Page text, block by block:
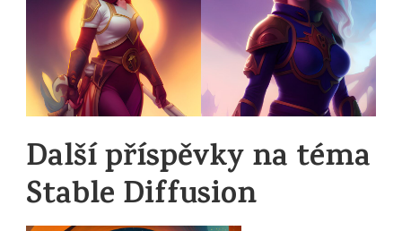
Další příspěvky na téma
Stable Diffusion